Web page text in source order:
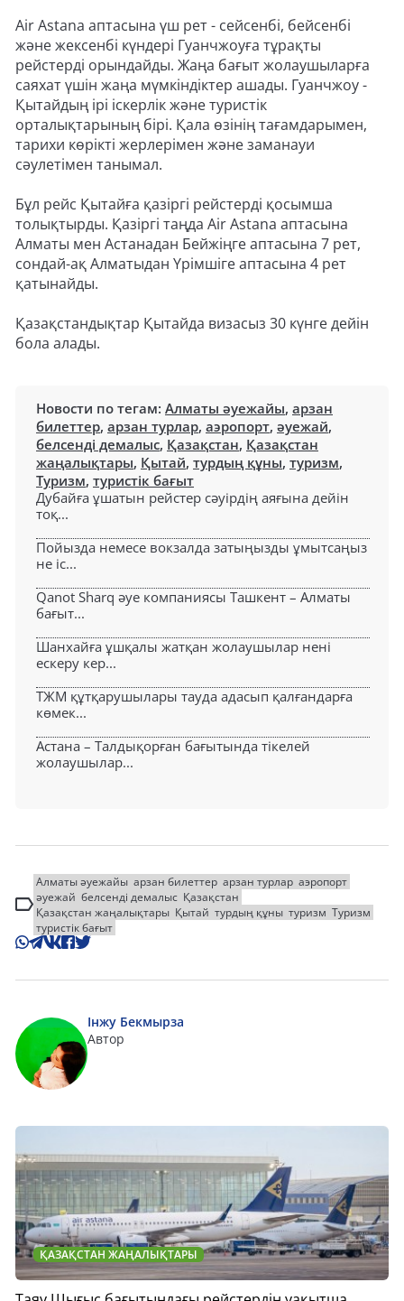
Air Astana аптасына үш рет - сейсенбі, бейсенбі
және жексенбі күндері Гуанчжоуға тұрақты
рейстерді орындайды. Жаңа бағыт жолаушыларға
саяхат үшін жаңа мүмкіндіктер ашады. Гуанчжоу -
Қытайдың ірі іскерлік және туристік
орталықтарының бірі. Қала өзінің тағамдарымен,
тарихи көрікті жерлерімен және заманауи
сәулетімен танымал.
Бұл рейс Қытайға қазіргі рейстерді қосымша
толықтырды. Қазіргі таңда Air Astana аптасына
Алматы мен Астанадан Бейжіңге аптасына 7 рет,
сондай-ақ Алматыдан Үрімшіге аптасына 4 рет
қатынайды.
Қазақстандықтар Қытайда визасыз 30 күнге дейін
бола алады.
Новости по тегам: Алматы әуежайы, арзан
билеттер, арзан турлар, аэропорт, әуежай,
белсенді демалыс, Қазақстан, Қазақстан
жаңалықтары, Қытай, турдың құны, туризм,
Туризм, туристік бағыт
Дубайға ұшатын рейстер сәуірдің аяғына дейін
тоқ...
Пойызда немесе вокзалда затыңызды ұмытсаңыз
не іс...
Qanot Sharq әуе компаниясы Ташкент – Алматы
бағыт...
Шанхайға ұшқалы жатқан жолаушылар нені
ескеру кер...
ТЖМ құтқарушылары тауда адасып қалғандарға
көмек...
Астана – Талдықорған бағытында тікелей
жолаушылар...
Алматы әуежайы арзан билеттер арзан турлар аэропорт
әуежай белсенді демалыс Қазақстан
Қазақстан жаңалықтары Қытай турдың құны туризм Туризм
туристік бағыт
Інжу Бекмырза
Автор
ҚАЗАҚСТАН ЖАҢАЛЫҚТАРЫ